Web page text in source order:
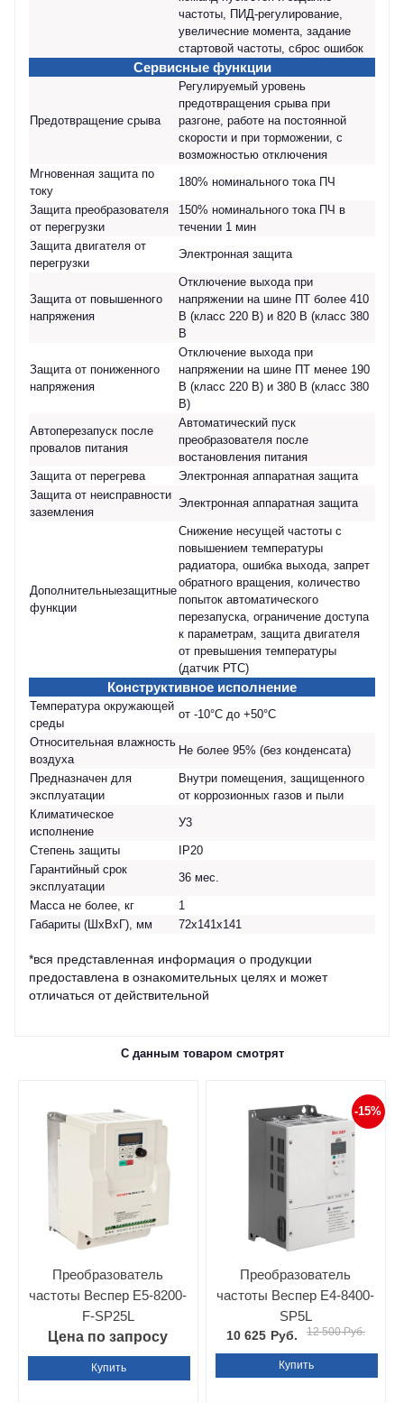
частоты, ПИД-регулирование,
увеличесние момента, задание
стартовой частоты, сброс ошибок
Сервисные функции
Предотвращение срыва
Регулируемый уровень
предотвращения срыва при
разгоне, работе на постоянной
скорости и при торможении, с
возможностью отключения
Мгновенная защита по
току
180% номинального тока ПЧ
Защита преобразователя
от перегрузки
150% номинального тока ПЧ в
течении 1 мин
Защита двигателя от
перегрузки
Электронная защита
Защита от повышенного
напряжения
Отключение выхода при
напряжении на шине ПТ более 410
В (класс 220 В) и 820 В (класс 380
В
Защита от пониженного
напряжения
Отключение выхода при
напряжении на шине ПТ менее 190
В (класс 220 В) и 380 В (класс 380
В)
Автоперезапуск после
провалов питания
Автоматический пуск
преобразователя после
востановления питания
Защита от перегрева
Электронная аппаратная защита
Защита от неисправности
заземления
Электронная аппаратная защита
Дополнительныезащитные
функции
Снижение несущей частоты с
повышением температуры
радиатора, ошибка выхода, запрет
обратного вращения, количество
попыток автоматического
перезапуска, ограничение доступа
к параметрам, защита двигателя
от превышения температуры
(датчик РТС)
Конструктивное исполнение
Температура окружающей
среды
от -10°С до +50°С
Относительная влажность
воздуха
Не более 95% (без конденсата)
Предназначен для
эксплуатации
Внутри помещения, защищенного
от коррозионных газов и пыли
Климатическое
исполнение
У3
Степень защиты
IP20
Гарантийный срок
эксплуатации
36 мес.
Масса не более, кг
1
Габариты (ШхВхГ), мм
72х141х141
*вся представленная информация о продукции
предоставлена в ознакомительных целях и может
отличаться от действительной
С данным товаром смотрят
Преобразователь
частоты Веспер E5-8200-
F-SP25L
Цена по запросу
Купить
-15%
Преобразователь
частоты Веспер E4-8400-
SP5L
10 625 Руб. 12 500 Руб.
Купить